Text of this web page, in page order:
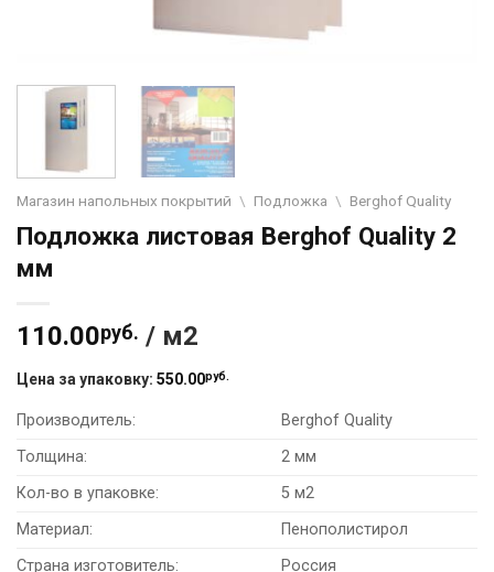
Магазин напольных покрытий \ Подложка \ Berghof Quality
Подложка листовая Berghof Quality 2
мм
110.00руб. / м2
Цена за упаковку: 550.00руб.
Производитель:
Berghof Quality
Толщина:
2 мм
Кол-во в упаковке:
5 м2
Материал:
Пенополистирол
Страна изготовитель:
Россия